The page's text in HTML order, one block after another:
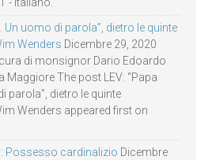
- Italiano.
Un uomo di parola”, dietro le quinte
Wenders Dicembre 29, 2020
di monsignor Dario Edoardo
Maggiore The post LEV: “Papa
parola”, dietro le quinte
Wenders appeared first on
Possesso cardinalizio Dicembre